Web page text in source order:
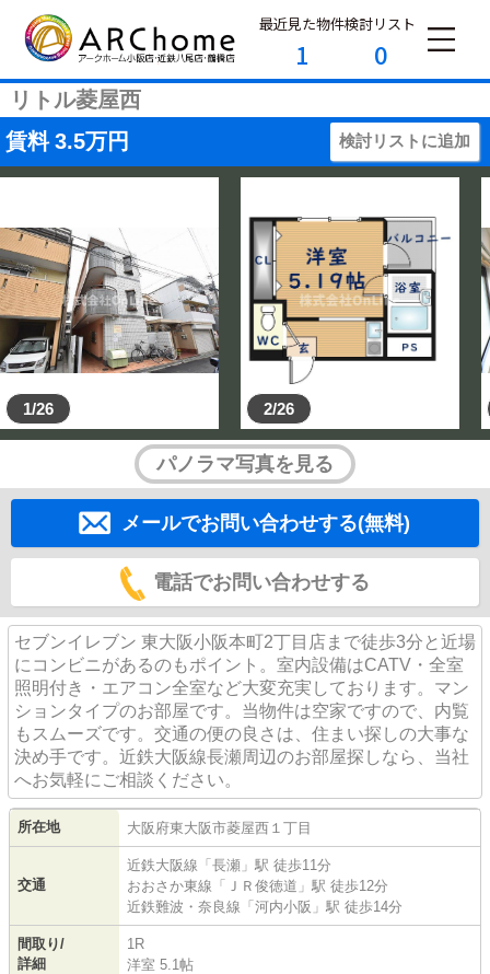
最近見た物件
1
検討リスト
0
リトル菱屋西
賃料 3.5万円 検討リストに追加
1/26 2/26
パノラマ写真を見る
メールでお問い合わせする(無料)
電話でお問い合わせする
セブンイレブン 東大阪小阪本町2丁目店まで徒歩3分と近場
にコンビニがあるのもポイント。室内設備はCATV・全室
照明付き・エアコン全室など大変充実しております。マン
ションタイプのお部屋です。当物件は空家ですので、内覧
もスムーズです。交通の便の良さは、住まい探しの大事な
決め手です。近鉄大阪線長瀬周辺のお部屋探しなら、当社
へお気軽にご相談ください。
所在地 大阪府東大阪市菱屋西 １丁目
交通
近鉄大阪線 「長瀬 」駅 徒歩11分
おおさか東線 「 ＪＲ俊徳道 」駅 徒歩12分
近鉄難波・奈良線 「河内小阪 」駅 徒歩14分
間取り/
詳細
1R
洋室 5.1帖